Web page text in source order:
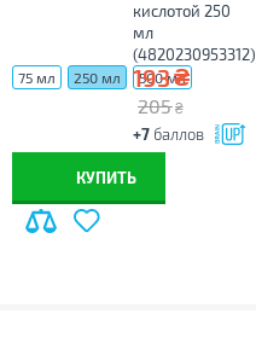
кислотой 250
мл
(4820230953312)
193₴
205 ₴
+7 баллов
75 мл 250 мл 500 мл
КУПИТЬ